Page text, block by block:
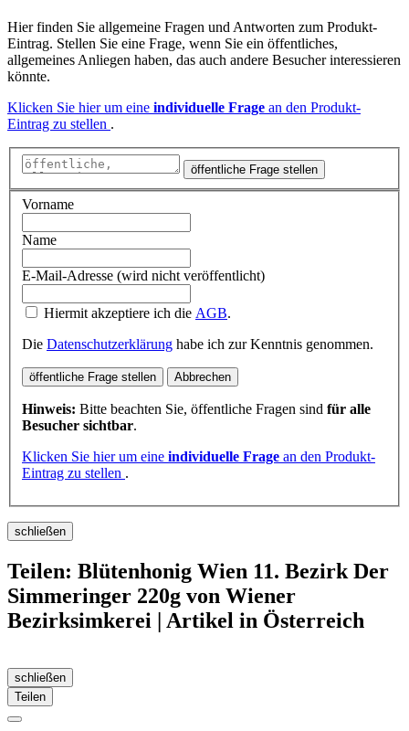
Hier finden Sie allgemeine Fragen und Antworten zum Produkt-
Eintrag. Stellen Sie eine Frage, wenn Sie ein öffentliches,
allgemeines Anliegen haben, das auch andere Besucher interessieren
könnte.
Klicken Sie hier um eine individuelle Frage an den Produkt-
Eintrag zu stellen .
öffentliche Frage stellen
Vorname
Name
E-Mail-Adresse (wird nicht veröffentlicht)
Hiermit akzeptiere ich die AGB.
Die Datenschutzerklärung habe ich zur Kenntnis genommen.
öffentliche Frage stellen Abbrechen
Hinweis: Bitte beachten Sie, öffentliche Fragen sind für alle
Besucher sichtbar.
Klicken Sie hier um eine individuelle Frage an den Produkt-
Eintrag zu stellen .
schließen
Teilen: Blütenhonig Wien 11. Bezirk Der
Simmeringer 220g von Wiener
Bezirksimkerei | Artikel in Österreich
schließen
Teilen